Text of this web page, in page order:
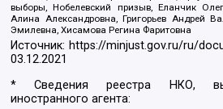
выборы, Нобелевский призыв, Еланчик
Алина Александровна, Григорьев Андрей
Эмилевна, Хисамова Регина Фаритовна
Источник: https://minjust.gov.ru/ru/
03.12.2021
* Сведения реестра НКО,
иностранного агента: